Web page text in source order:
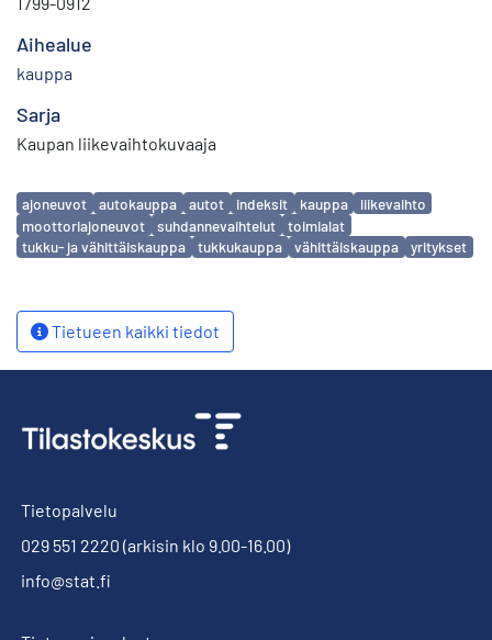
Aihealue
kauppa
Sarja
Kaupan liikevaihtokuvaaja
Avainsanat
ajoneuvot autokauppa autot indeksit kauppa
liikevaihto
moottoriajoneuvot
suhdannevaihtelut
toimialat
tukku- ja vähittäiskauppa
tukkukauppa vähittäiskauppa yritykset
Tietueen kaikki tiedot
Tietopalvelu
029 551 2220 (arkisin klo 9.00-16.00)
info@stat.fi